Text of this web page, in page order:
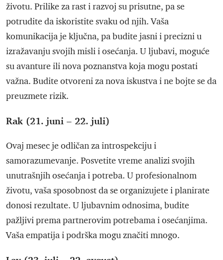
životu. Prilike za rast i razvoj su prisutne, pa se
potrudite da iskoristite svaku od njih. Vaša
komunikacija je ključna, pa budite jasni i precizni u
izražavanju svojih misli i osećanja. U ljubavi, moguće
su avanture ili nova poznanstva koja mogu postati
važna. Budite otvoreni za nova iskustva i ne bojte se da
preuzmete rizik.
Rak (21. juni – 22. juli)
Ovaj mesec je odličan za introspekciju i
samorazumevanje. Posvetite vreme analizi svojih
unutrašnjih osećanja i potreba. U profesionalnom
životu, vaša sposobnost da se organizujete i planirate
donosi rezultate. U ljubavnim odnosima, budite
pažljivi prema partnerovim potrebama i osećanjima.
Vaša empatija i podrška mogu značiti mnogo.